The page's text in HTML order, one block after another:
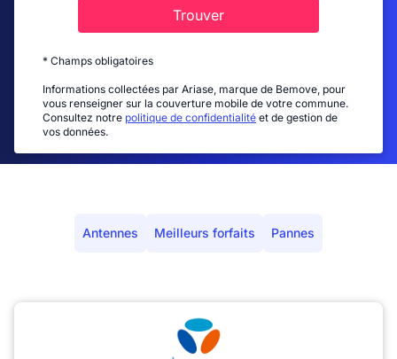
Trouver
* Champs obligatoires
Informations collectées par Ariase, marque de Bemove, pour
vous renseigner sur la couverture mobile de votre commune.
Consultez notre politique de confidentialité et de gestion de
vos données.
Antennes Meilleurs forfaits Pannes